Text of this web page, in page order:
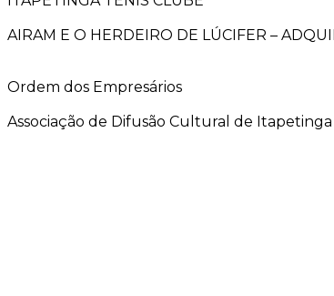
AIRAM E O HERDEIRO DE LÚCIFER –
Ordem dos Empresários
Associação de Difusão Cultural de Itapetinga